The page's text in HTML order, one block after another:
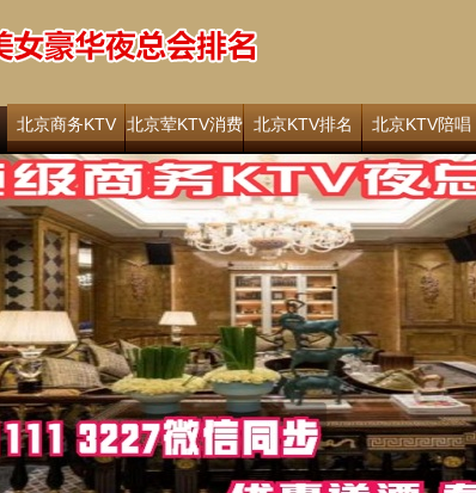
北京商务KTV 北京荤KTV消费 北京KTV排名 北京KTV陪唱